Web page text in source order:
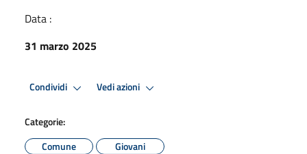
Data :
31 marzo 2025
Condividi Vedi azioni
Categorie:
Comune
Giovani